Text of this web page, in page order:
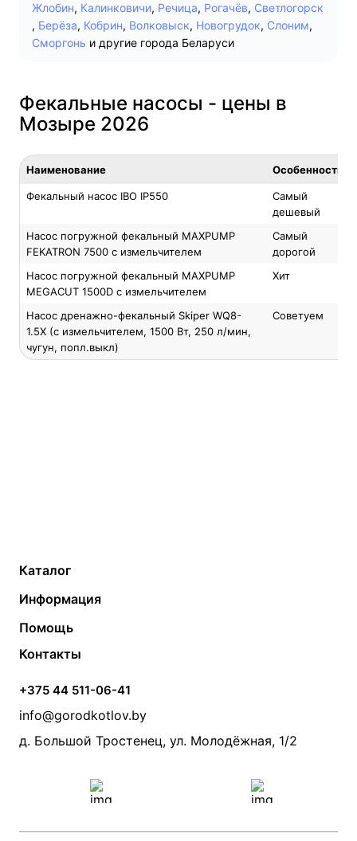
Жлобин, Калинковичи, Речица, Рогачёв, Светлогорск
, Берёза, Кобрин, Волковыск, Новогрудок, Слоним,
Сморгонь и другие города Беларуси
Фекальные насосы - цены в
Мозыре 2026
Наименование Особенность
Фекальный насос IBO IP550
Самый
дешевый
Насос погружной фекальный MAXPUMP
FEKATRON 7500 с измельчителем
Самый
дорогой
Насос погружной фекальный MAXPUMP
MEGACUT 1500D с измельчителем
Хит
Насос дренажнo-фекальный Skiper WQ8-
1.5X (с измельчителем, 1500 Вт, 250 л/мин,
чугун, попл.выкл)
Советуем
Каталог
Твердотопливные котлы
Электрические котлы
Банные печи
Камины и печи
Теплый пол
Радиаторы
Насосы
Дымоходы
Информация
Контакты
Статьи
Акции
Производители
Помощь
Монтаж систем отопления
Прайс по монтажу систем отопления
Проект систем отопления
Контакты
+375 44 511-06-41
info@gorodkotlov.by
д. Большой Тростенец, ул. Молодёжная, 1/2